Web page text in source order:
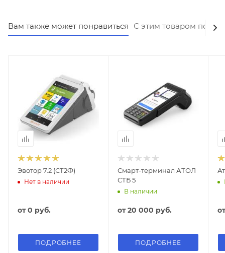
Вам также может понравиться С этим товаром
Эвотор 7.2 (СТ2Ф)
Нет в наличии
от0 руб.
ПОДРОБНЕЕ
Смарт-терминал АТОЛ
СТБ 5
В наличии
от20 000 руб.
ПОДРОБНЕЕ